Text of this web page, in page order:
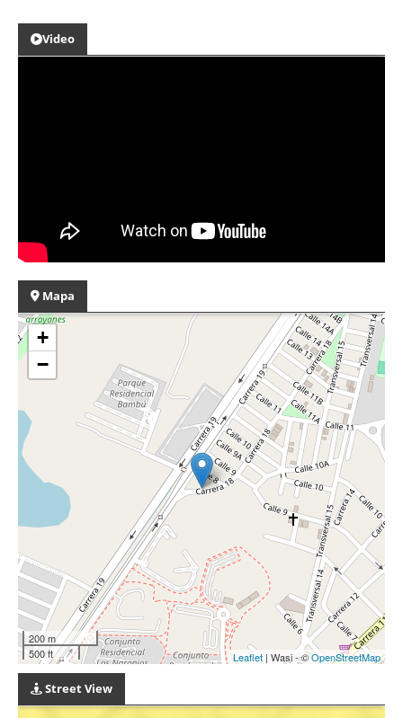
Video
Mapa
+
−
200 m
500 ft
Leaflet | Wasi - ©OpenStreetMap
Street View